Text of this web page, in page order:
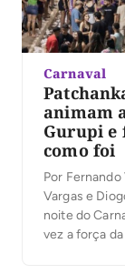
Carnaval
animam
Gurupi e
como foi
Por
Vargas e
noite do
vez a força